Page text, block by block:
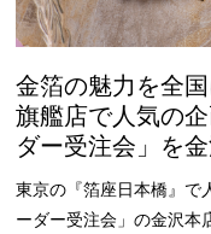
金箔の魅力を全
旗艦店で人気の
ダー受注会」を
東京の『箔座日本橋』で
ーダー受注会」の金沢本